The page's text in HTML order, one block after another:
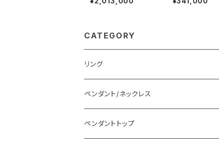
CATEGORY
リング
ペンダント/ネックレス
ペンダントトップ